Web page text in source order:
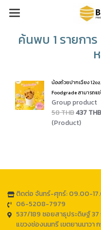
ค้นพบ 1 รายกา
น้องถ้วยปากเฉียง
Foodgrade สามารถแ
Group product
58 THB437 THB
(Product)
ติดต่อ จันทร์-ศุกร์: 09.00-
06-5208-7979
537/189 ซอยสาธุประดิษฐ์
แขวงช่องนนทรี เขตยานนาวา